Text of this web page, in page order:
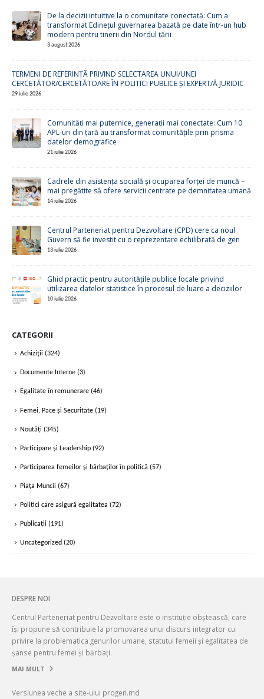
De la decizii intuitive la o comunitate conectată: Cum a
transformat Edinețul guvernarea bazată pe date într-un hub
modern pentru tinerii din Nordul țării
3 august 2026
TERMENI DE REFERINȚĂ PRIVIND SELECTAREA UNUI/UNEI
CERCETĂTOR/CERCETĂTOARE ÎN POLITICI PUBLICE ȘI EXPERT/Ă JURIDIC
29 iulie 2026
Comunități mai puternice, generații mai conectate: Cum 10
APL-uri din țară au transformat comunitățile prin prisma
datelor demografice
21 iulie 2026
Cadrele din asistența socială și ocuparea forței de muncă –
mai pregătite să ofere servicii centrate pe demnitatea umană
14 iulie 2026
Centrul Parteneriat pentru Dezvoltare (CPD) cere ca noul
Guvern să fie investit cu o reprezentare echilibrată de gen
13 iulie 2026
Ghid practic pentru autoritățile publice locale privind
utilizarea datelor statistice în procesul de luare a deciziilor
10 iulie 2026
CATEGORII
Achiziții (324)
Documente Interne (3)
Egalitate în remunerare (46)
Femei, Pace și Securitate (19)
Noutăți (345)
Participare și Leadership (92)
Participarea femeilor și bărbaților în politică (57)
Piața Muncii (67)
Politici care asigură egalitatea (72)
Publicații (191)
Uncategorized (20)
DESPRE NOI
Centrul Parteneriat pentru Dezvoltare este o instituție obștească, care
își propune să contribuie la promovarea unui discurs integrator cu
privire la problematica genurilor umane, statutul femeii și egalitatea de
șanse pentru femei și bărbați.
MAI MULT
Versiunea veche a site-ului progen.md